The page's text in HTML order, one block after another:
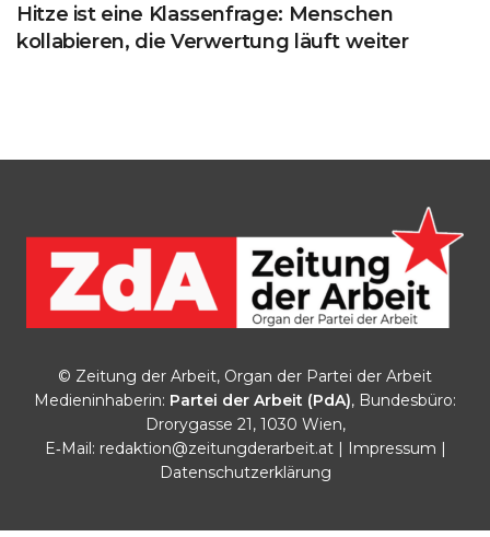
Hitze ist eine Klassenfrage: Menschen
kollabieren, die Verwertung läuft weiter
© Zeitung der Arbeit, Organ der Partei der Arbeit
Medieninhaberin: Partei der Arbeit (PdA), Bundesbüro:
Drorygasse 21, 1030 Wien,
E‑Mail: redaktion@zeitungderarbeit.at| Impressum |
Datenschutzerklärung